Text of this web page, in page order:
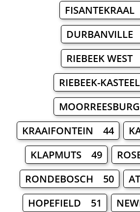
RIEBEEK
RIEBEEK-
KRAAIFONTEIN 44
KLAPMUTS 49
RONDEBOSCH 50
HOPEFIELD 51